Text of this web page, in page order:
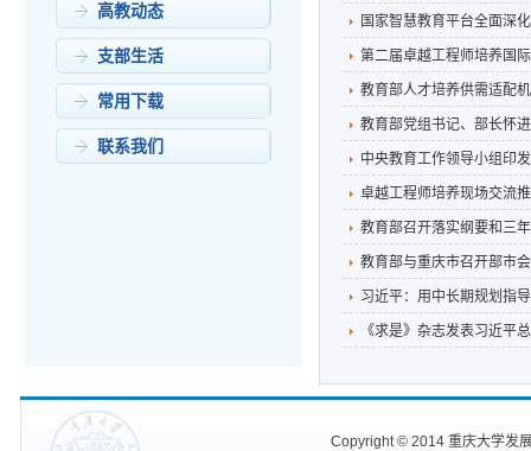
高教动态
支部生活
常用下载
联系我们
国家智慧教育平台全面深
第二届卓越工程师培养国
教育部人才培养供需适配
教育部党组书记、部长怀
中央教育工作领导小组印
卓越工程师培养现场交流
教育部召开落实纲要和三
教育部与重庆市召开部市
习近平：用中长期规划指
《求是》杂志发表习近平总
Copyright©2014 重庆大学发